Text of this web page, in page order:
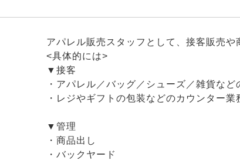
アパレル販売スタッフとして、接客販売や
<具体的には>
▼接客
・アパレル／バッグ／シューズ／雑貨など
・レジやギフトの包装などのカウンター業
▼管理
・商品出し
・バックヤード